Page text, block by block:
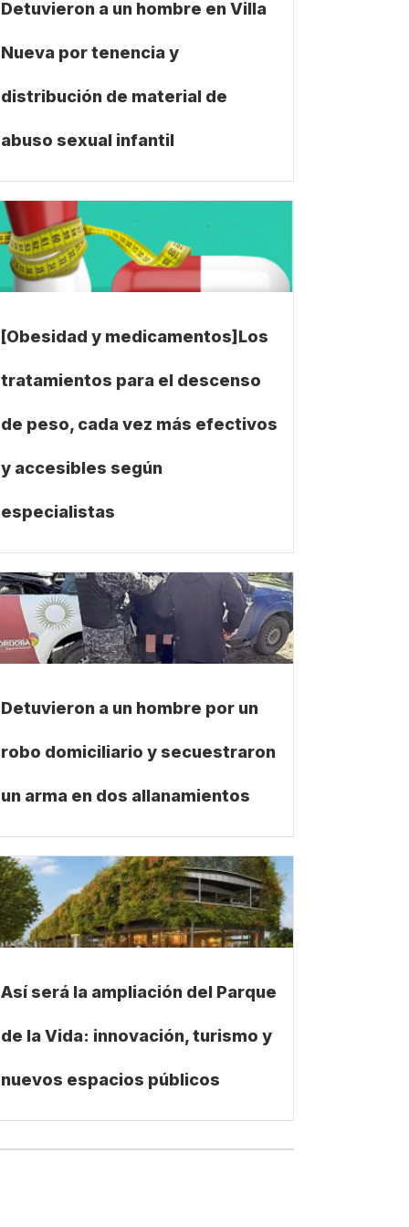
Detuvieron a un hombre en Villa
Nueva por tenencia y
distribución de material de
abuso sexual infantil
[Obesidad y medicamentos]Los
tratamientos para el descenso
de peso, cada vez más efectivos
y accesibles según
especialistas
Detuvieron a un hombre por un
robo domiciliario y secuestraron
un arma en dos allanamientos
Así será la ampliación del Parque
de la Vida: innovación, turismo y
nuevos espacios públicos